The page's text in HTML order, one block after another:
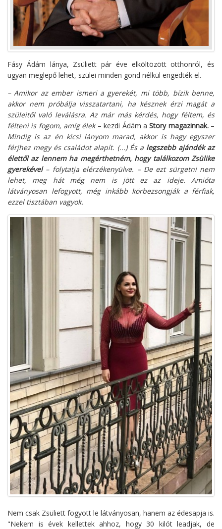
Fásy Ádám lánya, Zsüliett pár éve elköltözött otthonról, és
ugyan meglepő lehet, szülei minden gond nélkül engedték el.
– Amikor az ember ismeri a gyerekét, mi több, bízik benne,
akkor nem próbálja visszatartani, ha késznek érzi magát a
szüleitől való leválásra. Az már más kérdés, hogy féltem, és
félteni is fogom, amíg élek – kezdi Ádám aStory magazinnak.–
Mindig is az én kicsi lányom marad, akkor is hagy egyszer
férjhez megy és családot alapít. (...) És a legszebb ajándék az
élettől az lennem ha megérthetném, hogy találkozom Zsülike
gyerekével– folytatja elérzékenyülve. – De ezt sürgetni nem
lehet, meg hát még nem is jött ez az ideje. Amióta
látványosan lefogyott, még inkább körbezsongják a férfiak,
ezzel tisztában vagyok.
Nem csak Zsüliett fogyott le látványosan, hanem az édesapja is.
"Nekem is évek kellettek ahhoz, hogy 30 kilót leadjak, de